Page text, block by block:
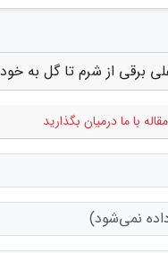
برقی از شرم تا گل به
با ما درمیان بگذارید